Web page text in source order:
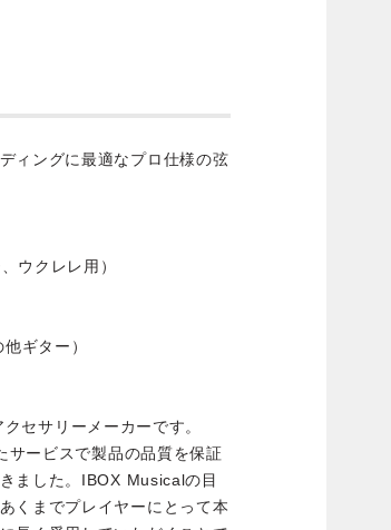
ィングに最適なプロ仕様の弦
ウクレレ用）
ギター）
セサリーメーカーです。
サービスで製品の品質を保証
ました。IBOX Musicalの目
くまでプレイヤーにとって本